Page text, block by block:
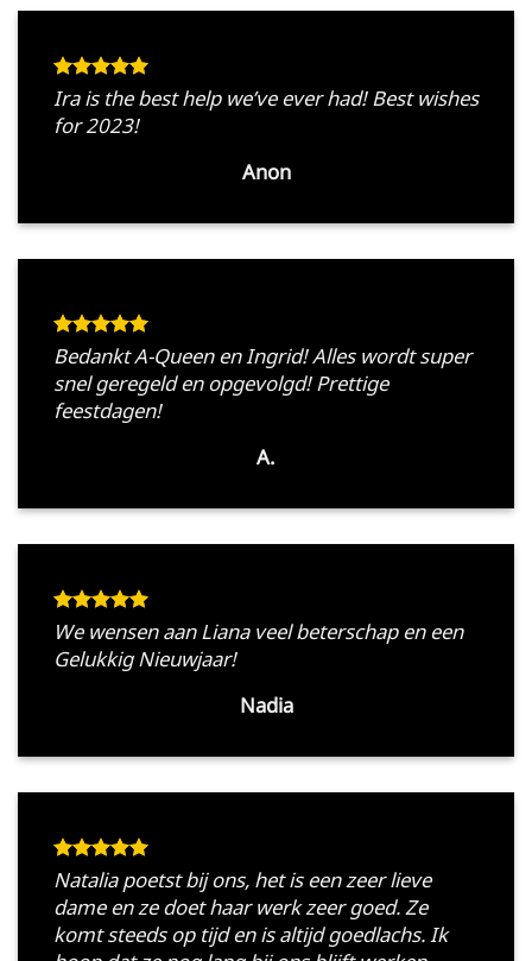
Ira is the best help we’ve ever had! Best wishes
for 2023!
Anon
Bedankt A-Queen en Ingrid! Alles wordt super
snel geregeld en opgevolgd! Prettige
feestdagen!
A.
We wensen aan Liana veel beterschap en een
Gelukkig Nieuwjaar!
Nadia
Natalia poetst bij ons, het is een zeer lieve
dame en ze doet haar werk zeer goed. Ze
komt steeds op tijd en is altijd goedlachs. Ik